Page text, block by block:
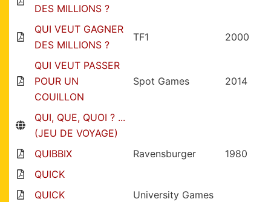
DES MILLIONS ?
QUI VEUT GAGNER
DES MILLIONS ?
TF1 2000
QUI VEUT PASSER
POUR UN
COUILLON
Spot Games 2014
QUI, QUE, QUOI ? ...
(JEU DE VOYAGE)
QUIBBIX
Ravensburger
1980
QUICK
QUICK
University Games